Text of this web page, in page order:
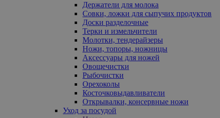
Держатели для молока
Совки, ложки для сыпучих продуктов
Доски разделочные
Терки и измельчители
Молотки, тендерайзеры
Ножи, топоры, ножницы
Аксессуары для ножей
Овощечистки
Рыбочистки
Орехоколы
Косточковыдавливатели
Открывалки, консервные ножи
Уход за посудой